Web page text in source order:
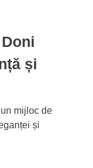
și
mijloc de
și